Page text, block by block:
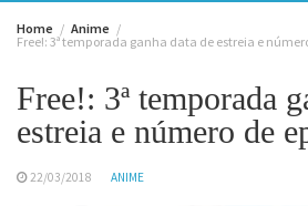
Home
Anime
Free!: 3ª temporada ganha data de estreia e
Free!: 3ª temporada
estreia e número de
22/03/2018 ANIME